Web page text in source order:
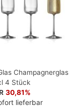
Champagnerglas
4 Stück
30,81%
lieferbar